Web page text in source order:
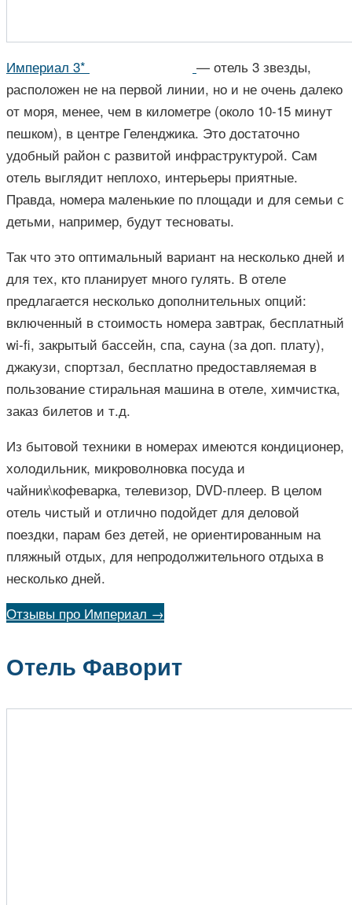
Империал 3*
— отель 3 звезды,
расположен не на первой линии, но и не очень далеко
от моря, менее, чем в километре (около 10-15 минут
пешком), в центре Геленджика. Это достаточно
удобный район с развитой инфраструктурой. Сам
отель выглядит неплохо, интерьеры приятные.
Правда, номера маленькие по площади и для семьи с
детьми, например, будут тесноваты.
Так что это оптимальный вариант на несколько дней и
для тех, кто планирует много гулять. В отеле
предлагается несколько дополнительных опций:
включенный в стоимость номера завтрак, бесплатный
wi-fi, закрытый бассейн, спа, сауна (за доп. плату),
джакузи, спортзал, бесплатно предоставляемая в
пользование стиральная машина в отеле, химчистка,
заказ билетов и т.д.
Из бытовой техники в номерах имеются кондиционер,
холодильник, микроволновка посуда и
чайник\кофеварка, телевизор, DVD-плеер. В целом
отель чистый и отлично подойдет для деловой
поездки, парам без детей, не ориентированным на
пляжный отдых, для непродолжительного отдыха в
несколько дней.
Отзывы про Империал →
Отель Фаворит